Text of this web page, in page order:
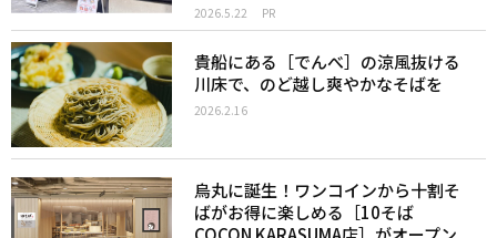
2026.5.22 PR
貴船にある［でんべ］の涼風抜ける
川床で、のど越し爽やかなそばを
2026.2.16
烏丸に誕生！ワンコインから十割そ
ばがお得に楽しめる［10そば